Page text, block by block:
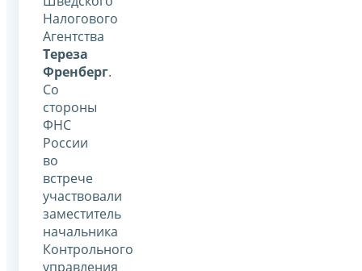
Налогового
Агентства
Тереза
Френберг.
Со
стороны
ФНС
России
во
встрече
участвовали
заместитель
начальника
Контрольного
управления